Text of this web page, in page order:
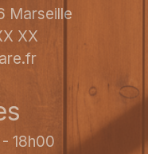
Marseille
XX
18h00